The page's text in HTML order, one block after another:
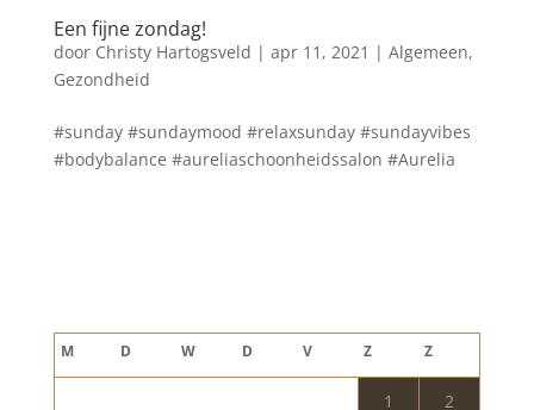
Een fijne zondag!
door Christy Hartogsveld | apr 11, 2021 | Algemeen,
Gezondheid
#sunday #sundaymood #relaxsunday #sundayvibes
#bodybalance #aureliaschoonheidssalon #Aurelia
M D W D V Z Z
1 2